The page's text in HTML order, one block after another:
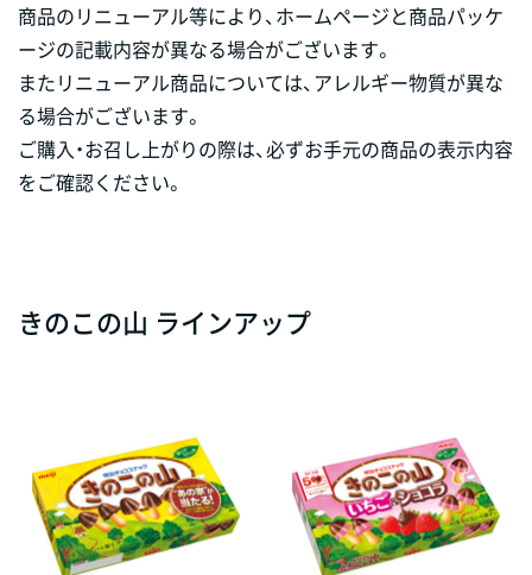
商品のリニューアル等により、ホームページと商品パッケ
ージの記載内容が異なる場合がございます。
またリニューアル商品については、アレルギー物質が異な
る場合がございます。
ご購入・お召し上がりの際は、必ずお手元の商品の表示内容
をご確認ください。
きのこの山 ラインアップ